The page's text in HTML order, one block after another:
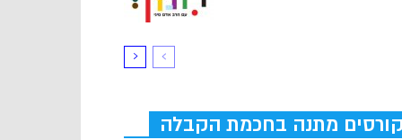
קורסים מתנה בחכמת הקבלה